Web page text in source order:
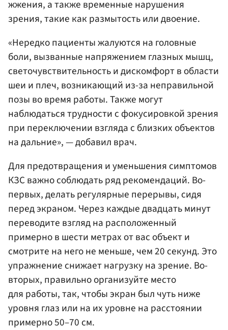
жжения, а также временные нарушения
зрения, такие как размытость или двоение.
«Нередко пациенты жалуются на головные
боли, вызванные напряжением глазных мышц,
светочувствительность и дискомфорт в области
шеи и плеч, возникающий из-за неправильной
позы во время работы. Также могут
наблюдаться трудности с фокусировкой зрения
при переключении взгляда с близких объектов
на дальние», — добавил врач.
Для предотвращения и уменьшения симптомов
КЗС важно соблюдать ряд рекомендаций. Во-
первых, делать регулярные перерывы, сидя
перед экраном. Через каждые двадцать минут
переводите взгляд на расположенный
примерно в шести метрах от вас объект и
смотрите на него не меньше, чем 20 секунд. Это
упражнение снижает нагрузку на зрение. Во-
вторых, правильно организуйте место
для работы, так, чтобы экран был чуть ниже
уровня глаз или на их уровне на расстоянии
примерно 50–70 см.